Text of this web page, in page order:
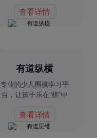
查看详情
有道纵横
专业的少儿围棋学习平
台，让孩子乐在“棋”中
查看详情